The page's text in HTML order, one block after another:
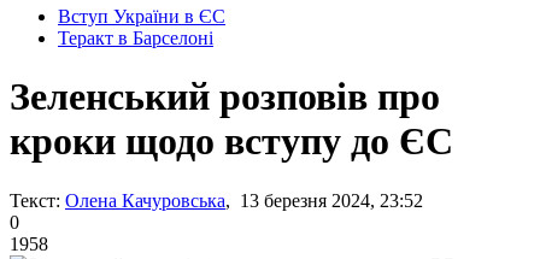
Вступ України в ЄС
Теракт в Барселоні
Зеленський розповів про
кроки щодо вступу до ЄС
Текст: Олена Качуровська, 13 березня 2024, 23:52
0
1958